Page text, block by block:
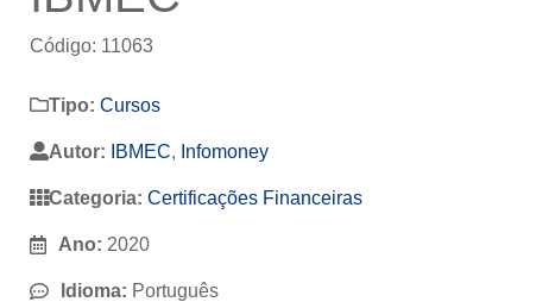
Código: 11063
Tipo: Cursos
Autor: IBMEC, Infomoney
Categoria: Certificações Financeiras
Ano: 2020
Idioma: Português